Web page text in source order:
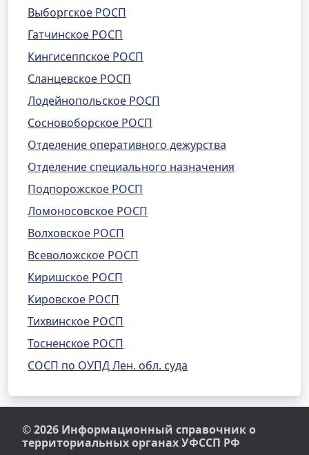
Выборгское РОСП
Гатчинское РОСП
Кингисеппское РОСП
Сланцевское РОСП
Лодейнопольское РОСП
Сосновоборское РОСП
Отделение оперативного дежурства
Отделение специального назначения
Подпорожское РОСП
Ломоносовское РОСП
Волховское РОСП
Всеволожское РОСП
Киришское РОСП
Кировское РОСП
Тихвинское РОСП
Тосненское РОСП
СОСП по ОУПД Лен. обл. суда
© 2026 Информационный справочник о
территориальных органах УФССП РФ